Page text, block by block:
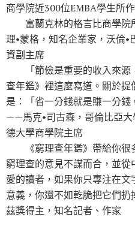
商學院近300位EMBA學生所作
富蘭克林的格言比商學院
理•蒙格，知名企業家，沃倫
資副主席
「節儉是重要的收入來源
查年鑑》裡這麼寫道。關於
是：「省一分錢就是賺一分錢
——馬克•司古森，哥倫比亞
德大學商學院主席
《窮理查年鑑》帶給你很
窮理查的意見不謀而合，並
愛的讀者，如果你只專注在
意義，你還不如乾脆把它們
茲獎得主，知名記者、作家